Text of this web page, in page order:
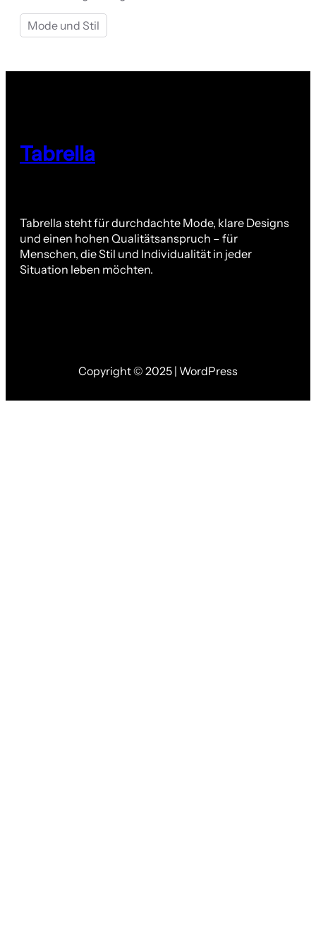
Mode und Stil
Tabrella
Tabrella steht für durchdachte Mode, klare Designs
und einen hohen Qualitätsanspruch – für
Menschen, die Stil und Individualität in jeder
Situation leben möchten.
Copyright © 2025 | WordPress